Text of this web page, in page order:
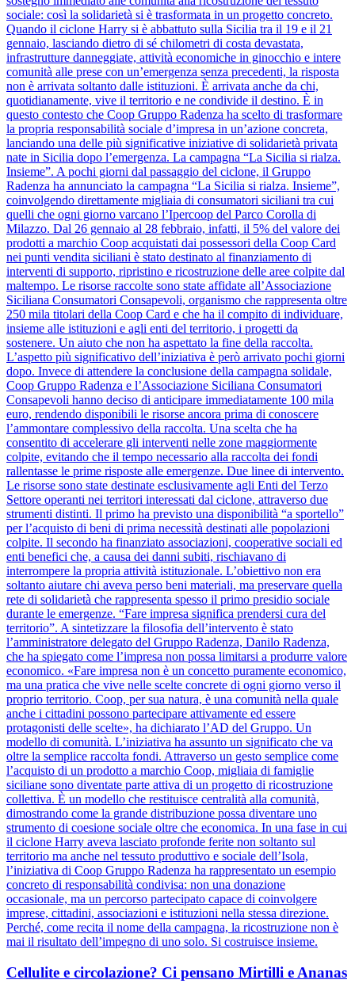
sociale: così la solidarietà si è trasformata in un progetto concreto.
Quando il ciclone Harry si è abbattuto sulla Sicilia tra il 19 e il 21
gennaio, lasciando dietro di sé chilometri di costa devastata,
infrastrutture danneggiate, attività economiche in ginocchio e intere
comunità alle prese con un’emergenza senza precedenti, la risposta
non è arrivata soltanto dalle istituzioni. È arrivata anche da chi,
quotidianamente, vive il territorio e ne condivide il destino. È in
questo contesto che Coop Gruppo Radenza ha scelto di trasformare
la propria responsabilità sociale d’impresa in un’azione concreta,
lanciando una delle più significative iniziative di solidarietà privata
nate in Sicilia dopo l’emergenza. La campagna “La Sicilia si rialza.
Insieme”. A pochi giorni dal passaggio del ciclone, il Gruppo
Radenza ha annunciato la campagna “La Sicilia si rialza. Insieme”,
coinvolgendo direttamente migliaia di consumatori siciliani tra cui
quelli che ogni giorno varcano l’Ipercoop del Parco Corolla di
Milazzo. Dal 26 gennaio al 28 febbraio, infatti, il 5% del valore dei
prodotti a marchio Coop acquistati dai possessori della Coop Card
nei punti vendita siciliani è stato destinato al finanziamento di
interventi di supporto, ripristino e ricostruzione delle aree colpite dal
maltempo. Le risorse raccolte sono state affidate all’Associazione
Siciliana Consumatori Consapevoli, organismo che rappresenta oltre
250 mila titolari della Coop Card e che ha il compito di individuare,
insieme alle istituzioni e agli enti del territorio, i progetti da
sostenere. Un aiuto che non ha aspettato la fine della raccolta.
L’aspetto più significativo dell’iniziativa è però arrivato pochi giorni
dopo. Invece di attendere la conclusione della campagna solidale,
Coop Gruppo Radenza e l’Associazione Siciliana Consumatori
Consapevoli hanno deciso di anticipare immediatamente 100 mila
euro, rendendo disponibili le risorse ancora prima di conoscere
l’ammontare complessivo della raccolta. Una scelta che ha
consentito di accelerare gli interventi nelle zone maggiormente
colpite, evitando che il tempo necessario alla raccolta dei fondi
rallentasse le prime risposte alle emergenze. Due linee di intervento.
Le risorse sono state destinate esclusivamente agli Enti del Terzo
Settore operanti nei territori interessati dal ciclone, attraverso due
strumenti distinti. Il primo ha previsto una disponibilità “a sportello”
per l’acquisto di beni di prima necessità destinati alle popolazioni
colpite. Il secondo ha finanziato associazioni, cooperative sociali ed
enti benefici che, a causa dei danni subiti, rischiavano di
interrompere la propria attività istituzionale. L’obiettivo non era
soltanto aiutare chi aveva perso beni materiali, ma preservare quella
rete di solidarietà che rappresenta spesso il primo presidio sociale
durante le emergenze. “Fare impresa significa prendersi cura del
territorio”. A sintetizzare la filosofia dell’intervento è stato
l’amministratore delegato del Gruppo Radenza, Danilo Radenza,
che ha spiegato come l’impresa non possa limitarsi a produrre valore
economico. «Fare impresa non è un concetto puramente economico,
ma una pratica che vive nelle scelte concrete di ogni giorno verso il
proprio territorio. Coop, per sua natura, è una comunità nella quale
anche i cittadini possono partecipare attivamente ed essere
protagonisti delle scelte», ha dichiarato l’AD del Gruppo. Un
modello di comunità. L’iniziativa ha assunto un significato che va
oltre la semplice raccolta fondi. Attraverso un gesto semplice come
l’acquisto di un prodotto a marchio Coop, migliaia di famiglie
siciliane sono diventate parte attiva di un progetto di ricostruzione
collettiva. È un modello che restituisce centralità alla comunità,
dimostrando come la grande distribuzione possa diventare uno
strumento di coesione sociale oltre che economica. In una fase in cui
il ciclone Harry aveva lasciato profonde ferite non soltanto sul
territorio ma anche nel tessuto produttivo e sociale dell’Isola,
l’iniziativa di Coop Gruppo Radenza ha rappresentato un esempio
concreto di responsabilità condivisa: non una donazione
occasionale, ma un percorso partecipato capace di coinvolgere
imprese, cittadini, associazioni e istituzioni nella stessa direzione.
Perché, come recita il nome della campagna, la ricostruzione non è
mai il risultato dell’impegno di uno solo. Si costruisce insieme.
Cellulite e circolazione? Ci pensano Mirtilli e Ananas